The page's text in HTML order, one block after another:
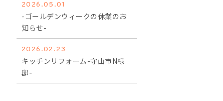
2026.05.01
-ゴールデンウィークの休業のお
知らせ-
2026.02.23
キッチンリフォーム-守山市N様
邸-